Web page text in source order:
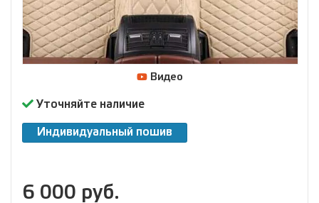
Уточняйте наличие
Индивидуальный пошив
6 000 руб.
Видео